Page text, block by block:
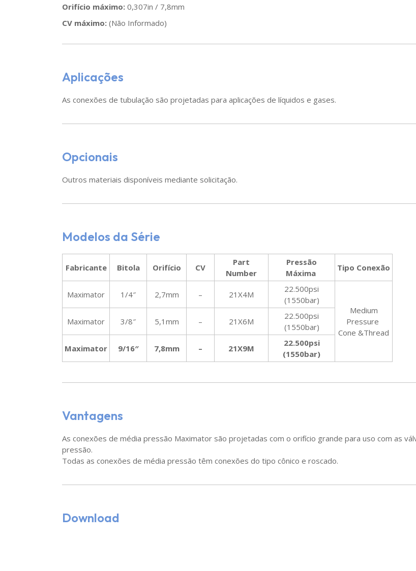
Orifício máximo: 0,307in / 7,8mm
CV máximo: (Não Informado)
Aplicações
As conexões de tubulação são projetadas para aplicações de líquidos e gases.
Opcionais
Outros materiais disponíveis mediante solicitação.
Fabricante Bitola Orifício CV
Part
Number
Pressão
Máxima
Tipo Conexão
Maximator 1/4″ 2,7mm – 21X4M
22.500psi
(1550bar)
Medium
Pressure
Cone &Thread
Maximator 3/8″ 5,1mm – 21X6M
22.500psi
(1550bar)
Maximator 9/16″ 7,8mm – 21X9M
22.500psi
(1550bar)
Modelos da Série
Vantagens
As conexões de média pressão Maximator são projetadas com o orifício grande para uso com as
pressão.
Todas as conexões de média pressão têm conexões do tipo cônico e roscado.
Download